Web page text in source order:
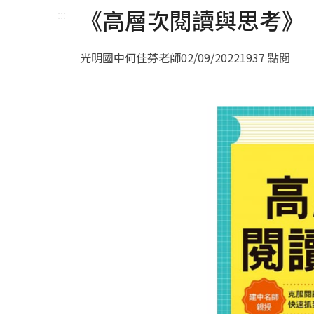
::: 《高層次閱讀與思考》
光明國中何佳芬老師02/09/20221937 點閱